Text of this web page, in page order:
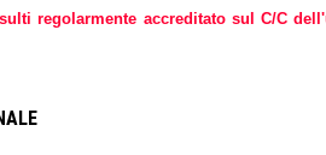
regolarmente accreditato sul C/C